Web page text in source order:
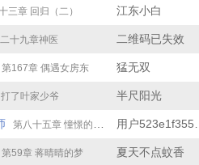
三章 回归（二） 江东小白
十九章神医 二维码已失效
第167章 偶遇女房东 猛无双
了叶家少爷 半尺阳光
第八十五章 憧憬的地方
第59章 蒋晴晴的梦 夏天不点蚊香